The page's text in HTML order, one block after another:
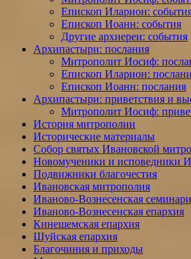
Епископ Иларион:
Епископ Иоанн: события
Другие архиереи: события
Архипастыри: послания
Митрополит Иосиф:
Епископ Иларион:
Епископ Иоанн: послания
Архипастыри: приветствия и
Митрополит Иосиф:
История митрополии
Исторические материалы
Собор святых Ивановской
Новомученики и исповедники
Подвижники благочестия
Ивановская митрополия
Иваново-Вознесенская
Иваново-Вознесенская епархия
Кинешемская епархия
Шуйская епархия
Благочиния и приходы